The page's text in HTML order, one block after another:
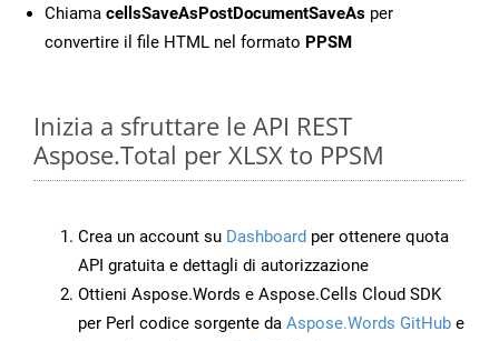
Chiama cellsSaveAsPostDocumentSaveAs per
convertire il file HTML nel formato PPSM
Inizia a sfruttare le API REST
Aspose.Total per XLSX to PPSM
Crea un account su Dashboard per ottenere quota
API gratuita e dettagli di autorizzazione
Ottieni Aspose.Words e Aspose.Cells Cloud SDK
per Perl codice sorgente da Aspose.Words GitHub e